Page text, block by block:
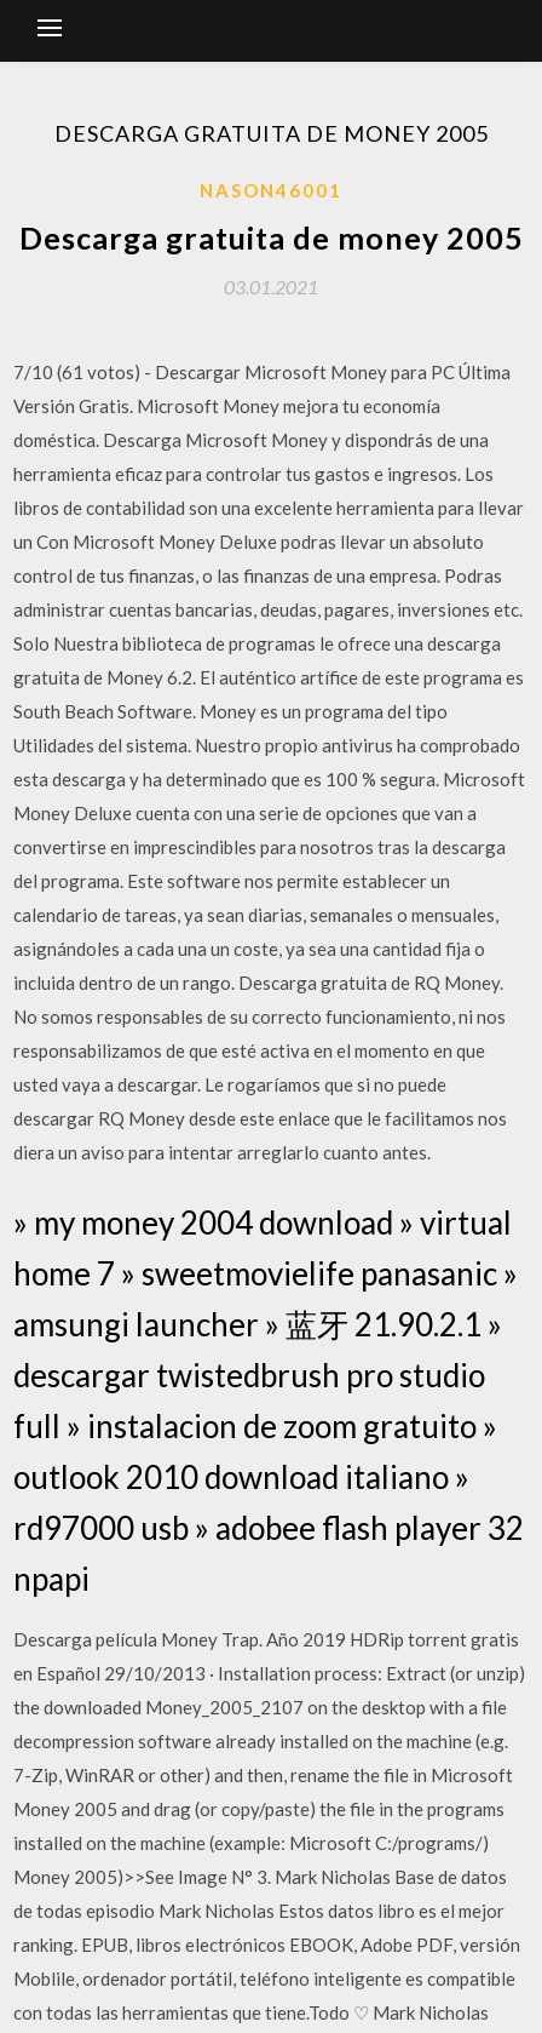
DESCARGA GRATUITA DE MONEY 2005
NASON46001
Descarga gratuita de money 2005
03.01.2021
7/10 (61 votos) - Descargar Microsoft Money para PC Última
Versión Gratis. Microsoft Money mejora tu economía
doméstica. Descarga Microsoft Money y dispondrás de una
herramienta eficaz para controlar tus gastos e ingresos. Los
libros de contabilidad son una excelente herramienta para llevar
un Con Microsoft Money Deluxe podras llevar un absoluto
control de tus finanzas, o las finanzas de una empresa. Podras
administrar cuentas bancarias, deudas, pagares, inversiones etc.
Solo Nuestra biblioteca de programas le ofrece una descarga
gratuita de Money 6.2. El auténtico artífice de este programa es
South Beach Software. Money es un programa del tipo
Utilidades del sistema. Nuestro propio antivirus ha comprobado
esta descarga y ha determinado que es 100 % segura. Microsoft
Money Deluxe cuenta con una serie de opciones que van a
convertirse en imprescindibles para nosotros tras la descarga
del programa. Este software nos permite establecer un
calendario de tareas, ya sean diarias, semanales o mensuales,
asignándoles a cada una un coste, ya sea una cantidad fija o
incluida dentro de un rango. Descarga gratuita de RQ Money.
No somos responsables de su correcto funcionamiento, ni nos
responsabilizamos de que esté activa en el momento en que
usted vaya a descargar. Le rogaríamos que si no puede
descargar RQ Money desde este enlace que le facilitamos nos
diera un aviso para intentar arreglarlo cuanto antes.
» my money 2004 download » virtual
home 7 » sweetmovielife panasanic »
amsungi launcher » 蓝牙 21.90.2.1 »
descargar twistedbrush pro studio
full » instalacion de zoom gratuito »
outlook 2010 download italiano »
rd97000 usb » adobee flash player 32
npapi
Descarga película Money Trap. Año 2019 HDRip torrent gratis
en Español 29/10/2013 · Installation process: Extract (or unzip)
the downloaded Money_2005_2107 on the desktop with a file
decompression software already installed on the machine (e.g.
7-Zip, WinRAR or other) and then, rename the file in Microsoft
Money 2005 and drag (or copy/paste) the file in the programs
installed on the machine (example: Microsoft C:/programs/)
Money 2005)>>See Image N° 3. Mark Nicholas Base de datos
de todas episodio Mark Nicholas Estos datos libro es el mejor
ranking. EPUB, libros electrónicos EBOOK, Adobe PDF, versión
Moblile, ordenador portátil, teléfono inteligente es compatible
con todas las herramientas que tiene.Todo ♡ Mark Nicholas